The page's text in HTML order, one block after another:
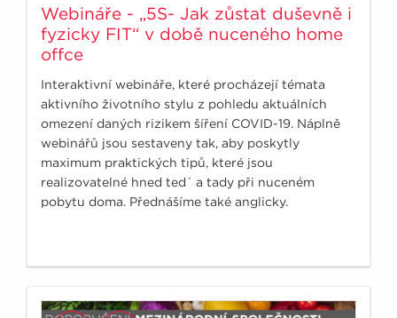
Webináře - „5S- Jak zůstat duševně i
fyzicky FIT“ v době nuceného home
offce
Interaktivní webináře, které procházejí témata
aktivního životního stylu z pohledu aktuálních
omezení daných rizikem šíření COVID-19. Náplně
webinářů jsou sestaveny tak, aby poskytly
maximum praktických tipů, které jsou
realizovatelné hned ted´ a tady při nuceném
pobytu doma. Přednášíme také anglicky.